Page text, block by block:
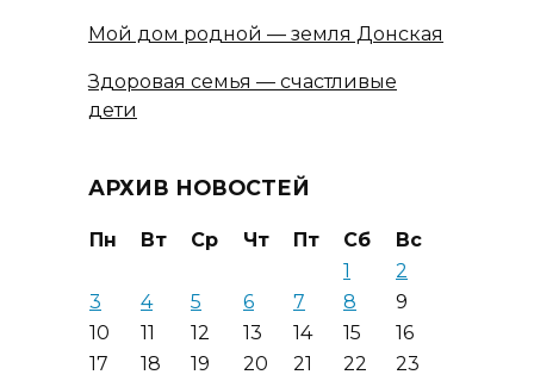
Мой дом родной — земля Донская
Здоровая семья — счастливые
дети
АРХИВ НОВОСТЕЙ
Пн Вт Ср Чт Пт Сб
Вс
1
2
3
4 5 6 7 8
9
10
11 12 13 14 15
16
17
18 19 20 21 22
23